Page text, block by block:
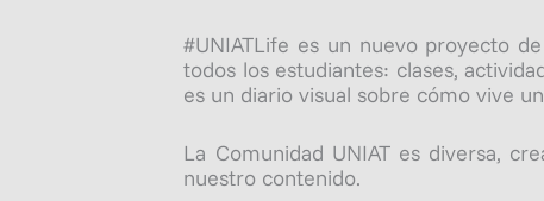
#UNIATLife es un nuevo proyecto
todos los estudiantes: clases,
es un diario visual sobre cómo vive
La Comunidad UNIAT es diversa,
nuestro contenido.